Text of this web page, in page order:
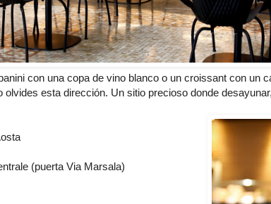
con una copa de vino blanco o un croissant con un
olvides esta dirección. Un sitio precioso donde
(puerta Via Marsala)